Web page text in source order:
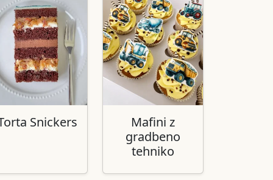
Snickers
Mafini z
gradbeno
tehniko